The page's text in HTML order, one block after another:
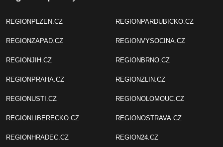
REGIONPLZEN.CZ
REGIONZAPAD.CZ
REGIONJIH.CZ
REGIONPRAHA.CZ
REGIONUSTI.CZ
REGIONLIBERECKO.CZ
REGIONHRADEC.CZ
REGIONPARDUBICKO.CZ
REGIONVYSOCINA.CZ
REGIONBRNO.CZ
REGIONZLIN.CZ
REGIONOLOMOUC.CZ
REGIONOSTRAVA.CZ
REGION24.CZ